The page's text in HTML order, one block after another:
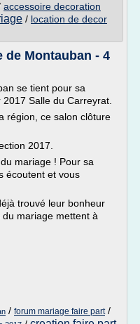
accessoire decoration
/ location de decor
de Montauban - 4
se tient pour sa
Salle du Carreyrat.
région, ce salon clôture
2017.
mariage ! Pour sa
écoutent et vous
trouvé leur bonheur
mariage mettent à
/ forum mariage faire part/